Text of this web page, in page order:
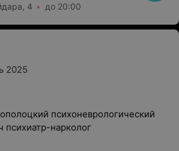
4 до 20:00
2025
психоневрологический
психиатр-нарколог